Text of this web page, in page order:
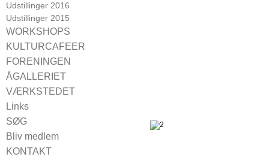
Udstillinger 2016
Udstillinger 2015
WORKSHOPS
CROQUIS
KULTURCAFEER
Kulturcaféer 2024
Kulturcaféer 2021
Kulturcaféer 2019
Kulturcaféer 2018
Kulturcaféer 2017
Kulturcaféer 2016
FORENINGEN
Bestyrelsen 2024
Vedtægter
Vagterne
ÅGALLERIET
For udstillere
VÆRKSTEDET
Booking
Links
SØG
Bliv medlem
KONTAKT